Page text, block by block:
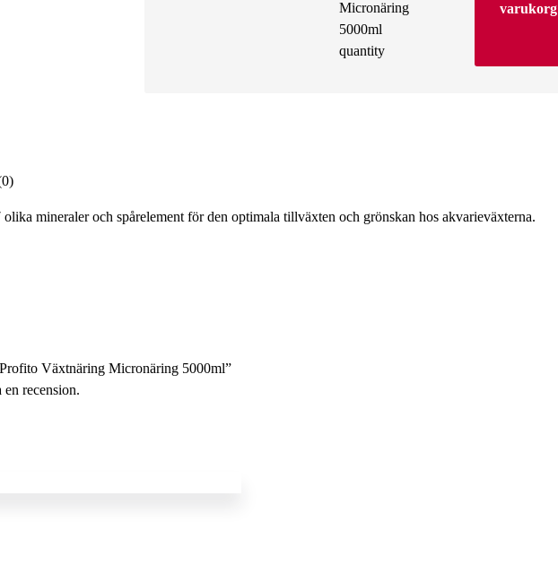
Micronäring
5000ml
quantity
varukorg
mineraler och spårelement för den optimala tillväxten och grönskan hos akvarieväxterna.
Växtnäring Micronäring 5000ml”
recension.